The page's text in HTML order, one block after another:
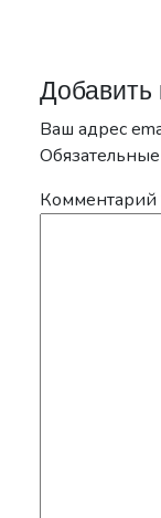
Ваш адрес
Комментарий